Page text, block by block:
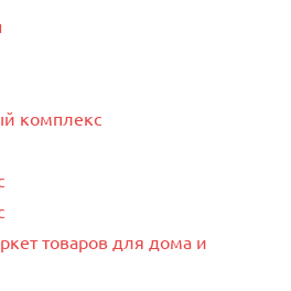
комплекс
товаров для дома и